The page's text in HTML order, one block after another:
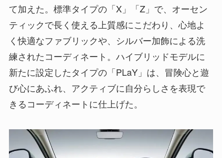
て加えた。標準タイプの「X」「Z」で、オーセン
ティックで長く使える上質感にこだわり、心地よ
く快適なファブリックや、シルバー加飾による洗
練されたコーディネート。ハイブリッドモデルに
新たに設定したタイプの「PLaY」は、冒険心と遊
び心にあふれ、アクティブに自分らしさを表現で
きるコーディネートに仕上げた。